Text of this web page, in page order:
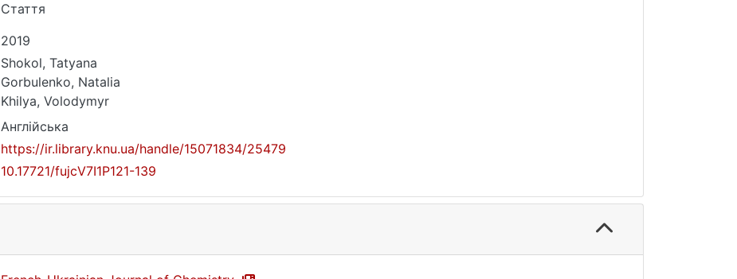
Стаття
2019
Shokol, Tatyana
Gorbulenko, Natalia
Khilya, Volodymyr
Англійська
https://ir.library.knu.ua/handle/15071834/25479
10.17721/fujcV7I1P121-139